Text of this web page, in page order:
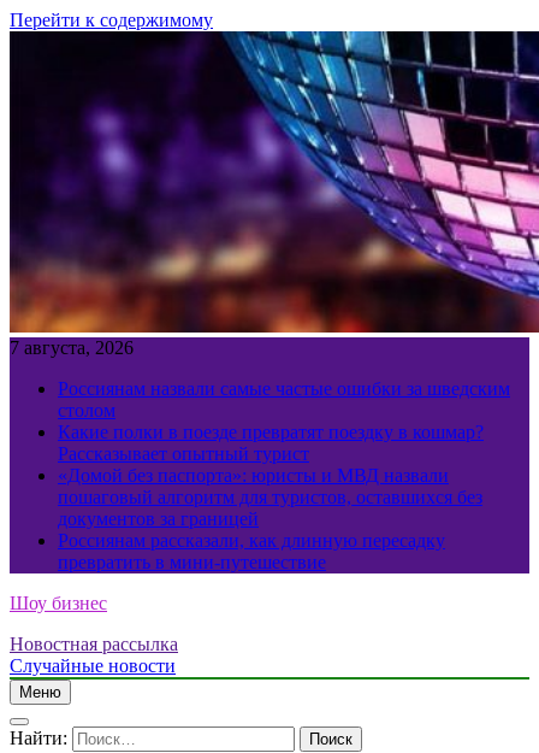
Перейти к содержимому
7 августа, 2026
Россиянам назвали самые частые ошибки за шведским
столом
Какие полки в поезде превратят поездку в кошмар?
Рассказывает опытный турист
«Домой без паспорта»: юристы и МВД назвали
пошаговый алгоритм для туристов, оставшихся без
документов за границей
Россиянам рассказали, как длинную пересадку
превратить в мини-путешествие
Шоу бизнес
Новостная рассылка
Случайные новости
Меню
Найти: